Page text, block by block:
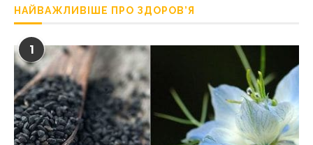
НАЙВАЖЛИВІШЕ ПРО ЗДОРОВ’Я
1